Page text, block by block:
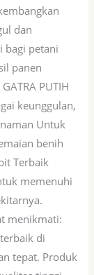
dan
bagi petani
panen
PUTIH
keunggulan,
Untuk
benih
Terbaik
memenuhi
menikmati:
di
tepat. Produk